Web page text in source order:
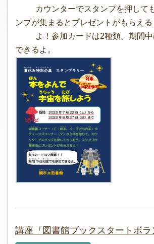
カウンターでスタンプを押しても
ンプが集まるとプレゼントがもらえる
よ！参加カードは2種類。期間中
できるよ。
講座『図書館ブックスタートボラ